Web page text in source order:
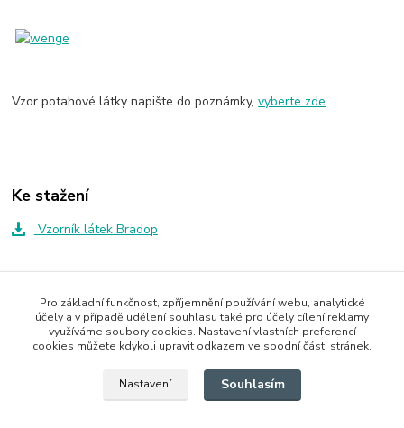
Vzor potahové látky napište do poznámky,vyberte zde
Ke stažení
Vzorník látek Bradop
Zboží zařazeno v kategoriích
Židle
Pro základní funkčnost, zpříjemnění používání webu, analytické
účely a v případě udělení souhlasu také pro účely cílení reklamy
využíváme soubory cookies. Nastavení vlastních preferencí
cookies můžete kdykoli upravit odkazem ve spodní části stránek.
Nastavení Souhlasím